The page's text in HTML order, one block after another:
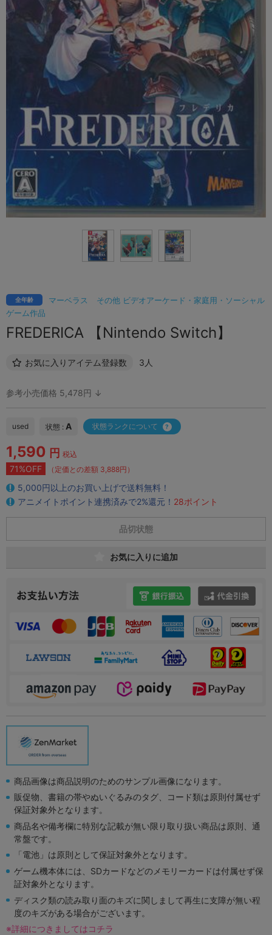
マーベラス
その他 ビデオアーケード・家庭用・ソーシャル
ゲーム作品
全年齢
FREDERICA 【Nintendo Switch】
お気に入りアイテム登録数 3人
参考小売価格 5,478円 ↓
used 状態 : A 状態ランクについて
1,590 円 税込
71%OFF （定価との差額 3,888円）
5,000円以上のお買い上げで送料無料！
アニメイトポイント連携済みで2%還元！ 28ポイント
品切状態
お気に入りに追加
商品画像は商品説明のためのサンプル画像になります。
販促物、書籍の帯やぬいぐるみのタグ、コード類は原則付属せず
保証対象外となります。
商品名や備考欄に特別な記載が無い限り取り扱い商品は原則、通
常盤です。
「電池」は原則として保証対象外となります。
ゲーム機本体には、SDカードなどのメモリーカードは付属せず保
証対象外となります。
ディスク類の読み取り面のキズに関しまして再生に支障が無い程
度のキズがある場合がございます。
※詳細につきましてはコチラ